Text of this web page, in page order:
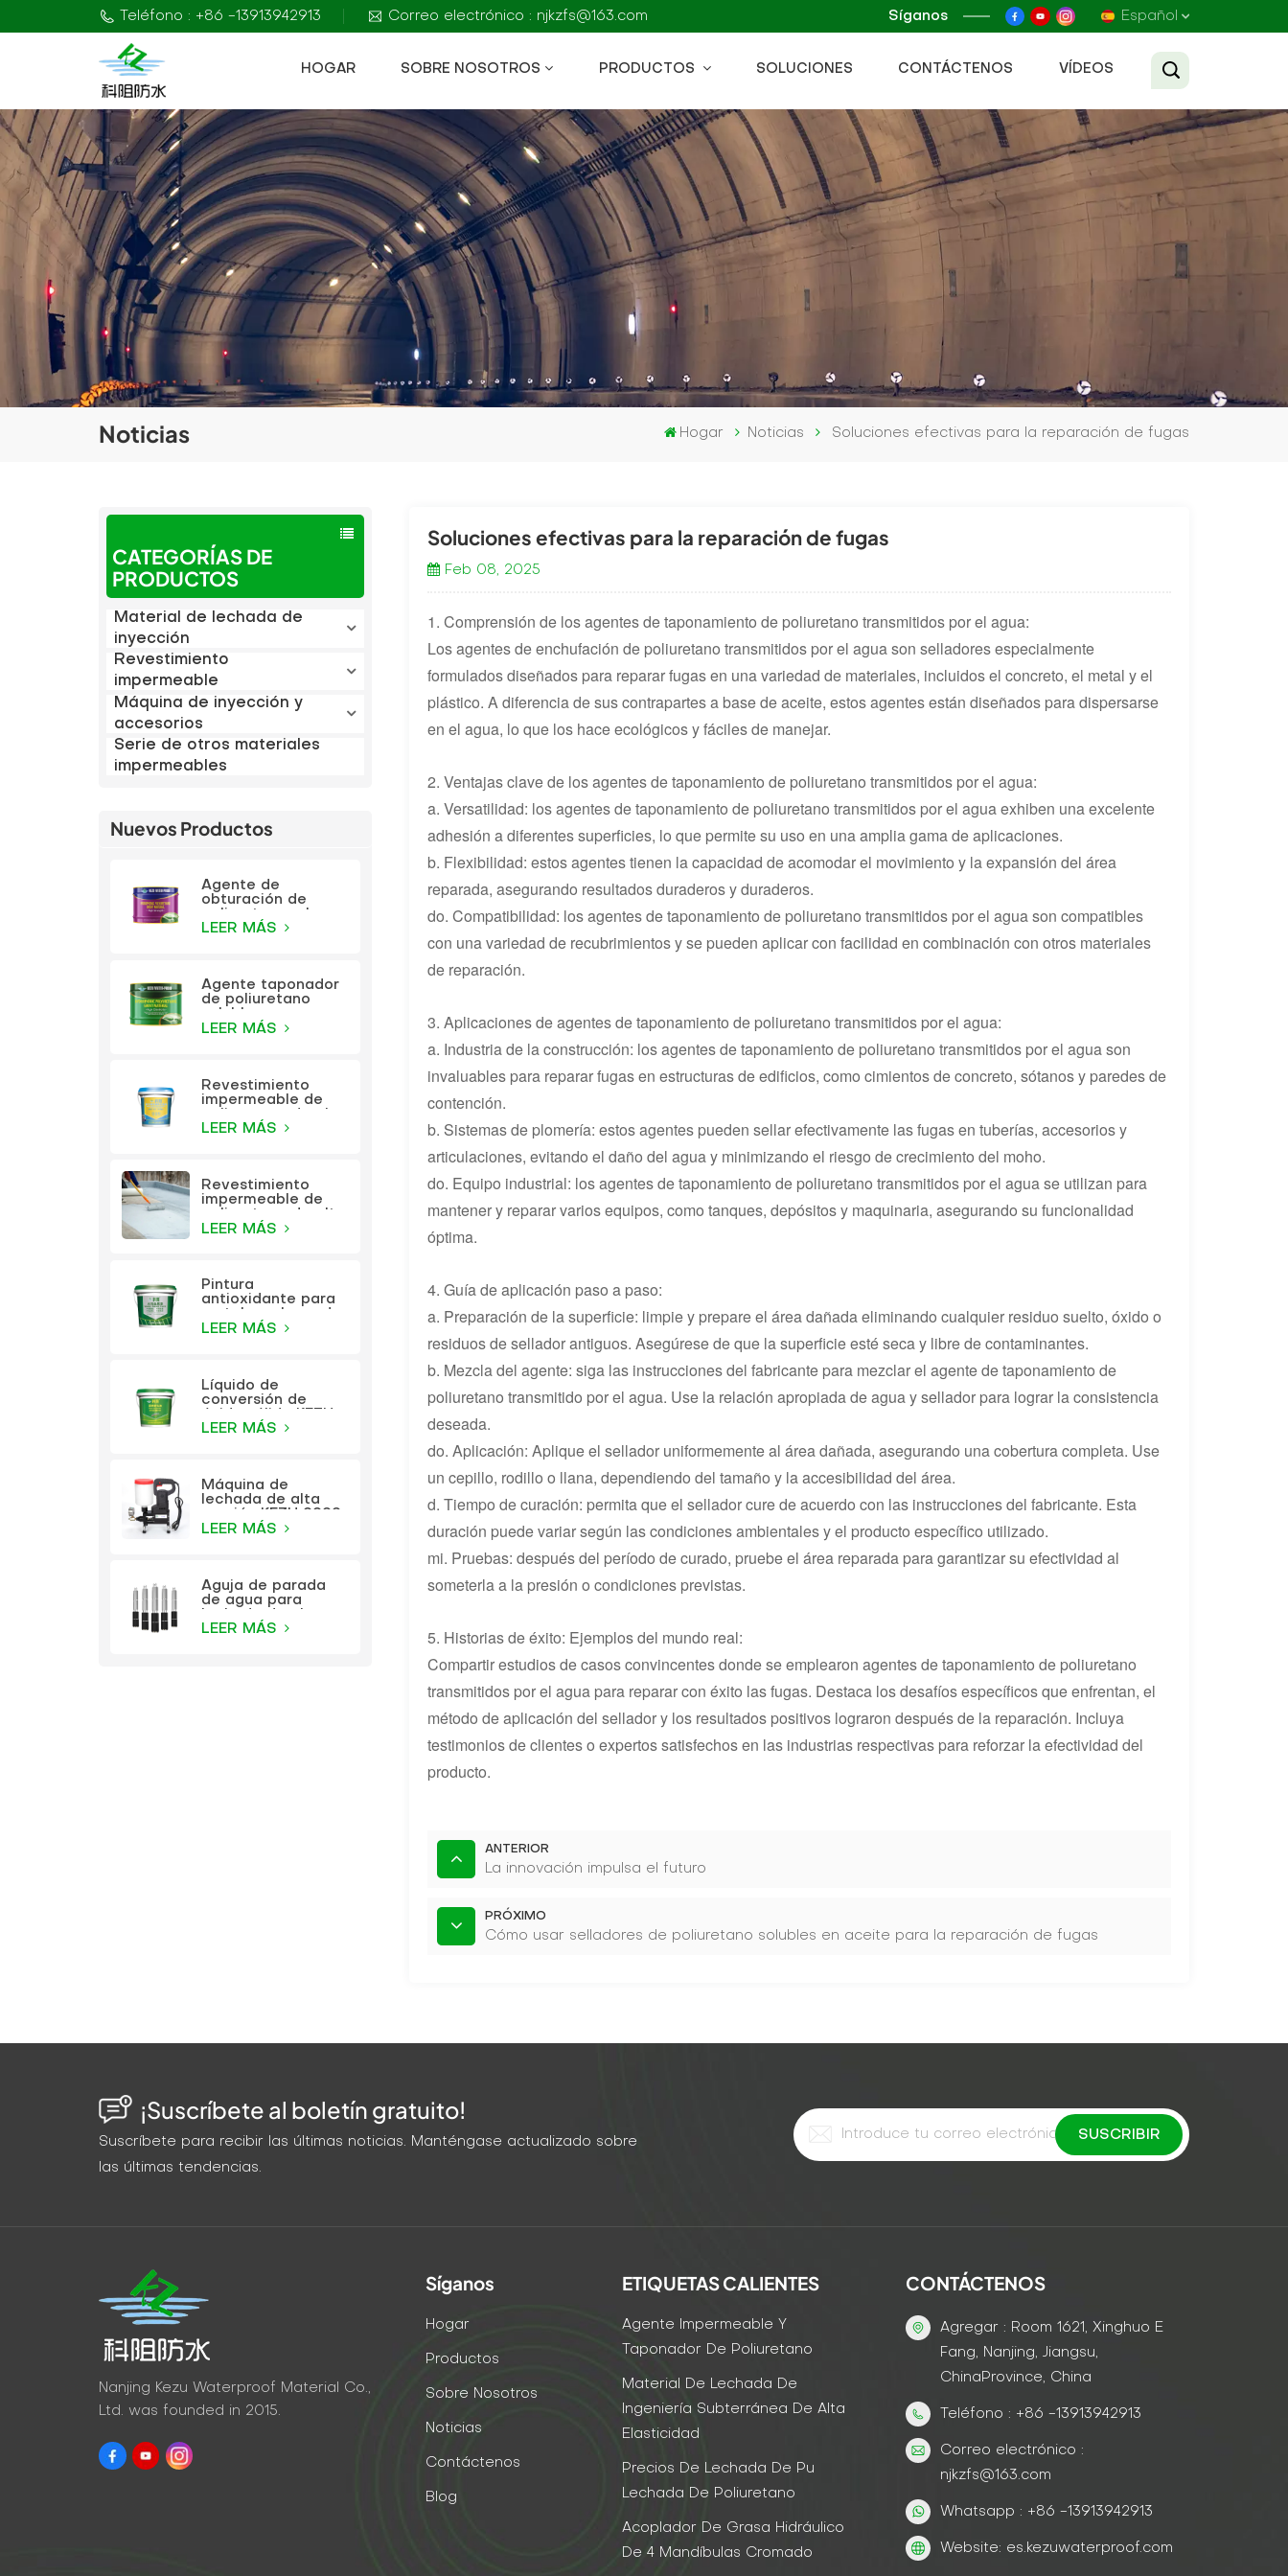
Teléfono : +86 -13913942913 Correo electrónico : njkzfs@163.com Síganos Español
Français
Русский
HOGAR SOBRE NOSOTROS PRODUCTOS SOLUCIONES CONTÁCTENOS VÍDEOS
Noticias Hogar Noticias Soluciones efectivas para la reparación de fugas
CATEGORÍAS DE
PRODUCTOS
Material de lechada de
inyección
Revestimiento
impermeable
Máquina de inyección y
accesorios
Serie de otros materiales
impermeables
Nuevos Productos
Agente de
obturación de
de aceite KEZU
LEER MÁS
Agente taponador
de poliuretano
KEZU
LEER MÁS
Revestimiento
impermeable de
elasticidad
LEER MÁS
Revestimiento
impermeable de
elasticidad
LEER MÁS
Pintura
antioxidante para
agua KEZU (pintura
LEER MÁS
Líquido de
conversión de
(imprimación
LEER MÁS
Máquina de
lechada de alta
LEER MÁS
Aguja de parada
de agua para
presión KEZU
LEER MÁS
Soluciones efectivas para la reparación de fugas
Feb 08, 2025
1. Comprensión de los agentes de taponamiento de poliuretano transmitidos por el agua:
Los agentes de enchufación de poliuretano transmitidos por el agua son selladores especialmente
formulados diseñados para reparar fugas en una variedad de materiales, incluidos el concreto, el metal y el
plástico. A diferencia de sus contrapartes a base de aceite, estos agentes están diseñados para dispersarse
en el agua, lo que los hace ecológicos y fáciles de manejar.
2. Ventajas clave de los agentes de taponamiento de poliuretano transmitidos por el agua:
a. Versatilidad: los agentes de taponamiento de poliuretano transmitidos por el agua exhiben una excelente
adhesión a diferentes superficies, lo que permite su uso en una amplia gama de aplicaciones.
b. Flexibilidad: estos agentes tienen la capacidad de acomodar el movimiento y la expansión del área
reparada, asegurando resultados duraderos y duraderos.
do. Compatibilidad: los agentes de taponamiento de poliuretano transmitidos por el agua son compatibles
con una variedad de recubrimientos y se pueden aplicar con facilidad en combinación con otros materiales
de reparación.
3. Aplicaciones de agentes de taponamiento de poliuretano transmitidos por el agua:
a. Industria de la construcción: los agentes de taponamiento de poliuretano transmitidos por el agua son
invaluables para reparar fugas en estructuras de edificios, como cimientos de concreto, sótanos y paredes de
contención.
b. Sistemas de plomería: estos agentes pueden sellar efectivamente las fugas en tuberías, accesorios y
articulaciones, evitando el daño del agua y minimizando el riesgo de crecimiento del moho.
do. Equipo industrial: los agentes de taponamiento de poliuretano transmitidos por el agua se utilizan para
mantener y reparar varios equipos, como tanques, depósitos y maquinaria, asegurando su funcionalidad
óptima.
4. Guía de aplicación paso a paso:
a. Preparación de la superficie: limpie y prepare el área dañada eliminando cualquier residuo suelto, óxido o
residuos de sellador antiguos. Asegúrese de que la superficie esté seca y libre de contaminantes.
b. Mezcla del agente: siga las instrucciones del fabricante para mezclar el agente de taponamiento de
poliuretano transmitido por el agua. Use la relación apropiada de agua y sellador para lograr la consistencia
deseada.
do. Aplicación: Aplique el sellador uniformemente al área dañada, asegurando una cobertura completa. Use
un cepillo, rodillo o llana, dependiendo del tamaño y la accesibilidad del área.
d. Tiempo de curación: permita que el sellador cure de acuerdo con las instrucciones del fabricante. Esta
duración puede variar según las condiciones ambientales y el producto específico utilizado.
mi. Pruebas: después del período de curado, pruebe el área reparada para garantizar su efectividad al
someterla a la presión o condiciones previstas.
5. Historias de éxito: Ejemplos del mundo real:
Compartir estudios de casos convincentes donde se emplearon agentes de taponamiento de poliuretano
transmitidos por el agua para reparar con éxito las fugas. Destaca los desafíos específicos que enfrentan, el
método de aplicación del sellador y los resultados positivos lograron después de la reparación. Incluya
testimonios de clientes o expertos satisfechos en las industrias respectivas para reforzar la efectividad del
producto.
ANTERIOR
La innovación impulsa el futuro
PRÓXIMO
Cómo usar selladores de poliuretano solubles en aceite para la reparación de fugas
¡Suscríbete al boletín gratuito!
Suscríbete para recibir las últimas noticias. Manténgase actualizado sobre
las últimas tendencias.
Nanjing Kezu Waterproof Material Co.,
Ltd. was founded in 2015.
Síganos
Hogar
Productos
Sobre Nosotros
Noticias
Contáctenos
Blog
ETIQUETAS CALIENTES
Agente Impermeable Y
Taponador De Poliuretano
Material De Lechada De
Ingeniería Subterránea De Alta
Elasticidad
Precios De Lechada De Pu
Lechada De Poliuretano
Acoplador De Grasa Hidráulico
De 4 Mandíbulas Cromado
CONTÁCTENOS
Agregar : Room 1621, Xinghuo E
Fang, Nanjing, Jiangsu,
ChinaProvince, China
Teléfono : +86 -13913942913
Correo electrónico :
njkzfs@163.com
Whatsapp : +86 -13913942913
Website: es.kezuwaterproof.com